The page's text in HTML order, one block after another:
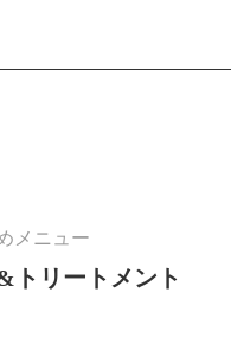
メニュー
トリートメント